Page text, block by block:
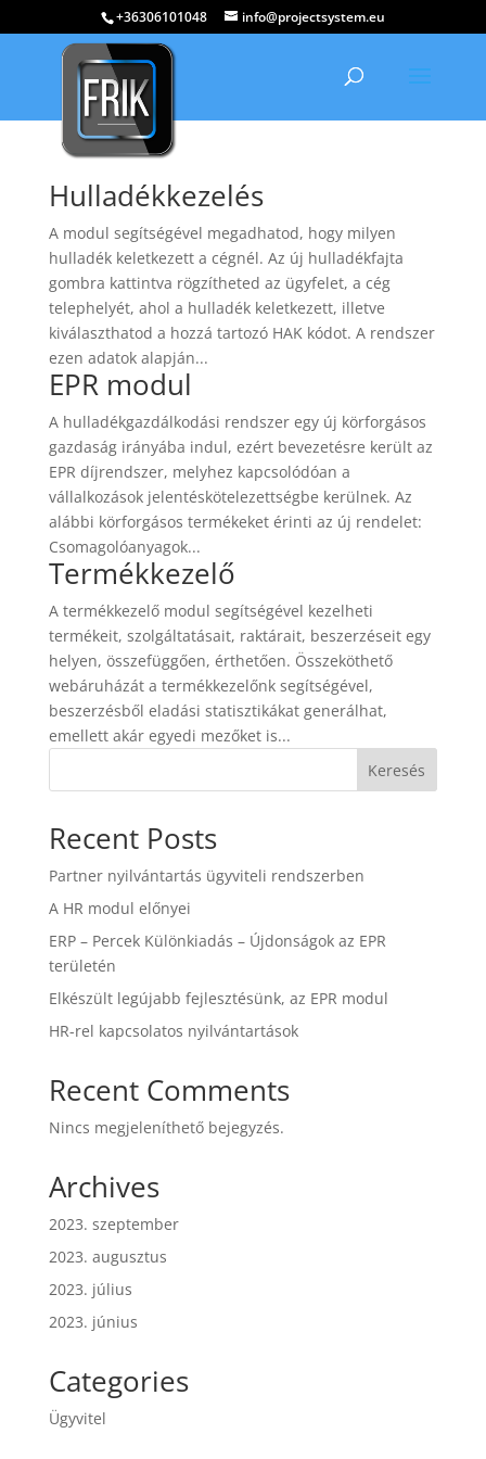
+36306101048 info@projectsystem.eu
Hulladékkezelés
A modul segítségével megadhatod, hogy milyen
hulladék keletkezett a cégnél. Az új hulladékfajta
gombra kattintva rögzítheted az ügyfelet, a cég
telephelyét, ahol a hulladék keletkezett, illetve
kiválaszthatod a hozzá tartozó HAK kódot. A rendszer
ezen adatok alapján...
EPR modul
A hulladékgazdálkodási rendszer egy új körforgásos
gazdaság irányába indul, ezért bevezetésre került az
EPR díjrendszer, melyhez kapcsolódóan a
vállalkozások jelentéskötelezettségbe kerülnek. Az
alábbi körforgásos termékeket érinti az új rendelet:
Csomagolóanyagok...
Termékkezelő
A termékkezelő modul segítségével kezelheti
termékeit, szolgáltatásait, raktárait, beszerzéseit egy
helyen, összefüggően, érthetően. Összeköthető
webáruházát a termékkezelőnk segítségével,
beszerzésből eladási statisztikákat generálhat,
emellett akár egyedi mezőket is...
Keresés
Recent Posts
Partner nyilvántartás ügyviteli rendszerben
A HR modul előnyei
ERP – Percek Különkiadás – Újdonságok az EPR
területén
Elkészült legújabb fejlesztésünk, az EPR modul
HR-rel kapcsolatos nyilvántartások
Recent Comments
Nincs megjeleníthető bejegyzés.
Archives
2023. szeptember
2023. augusztus
2023. július
2023. június
Categories
Ügyvitel